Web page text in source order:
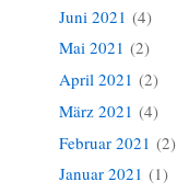
Juni 2021 (4)
Mai 2021 (2)
April 2021 (2)
März 2021 (4)
Februar 2021 (2)
Januar 2021 (1)